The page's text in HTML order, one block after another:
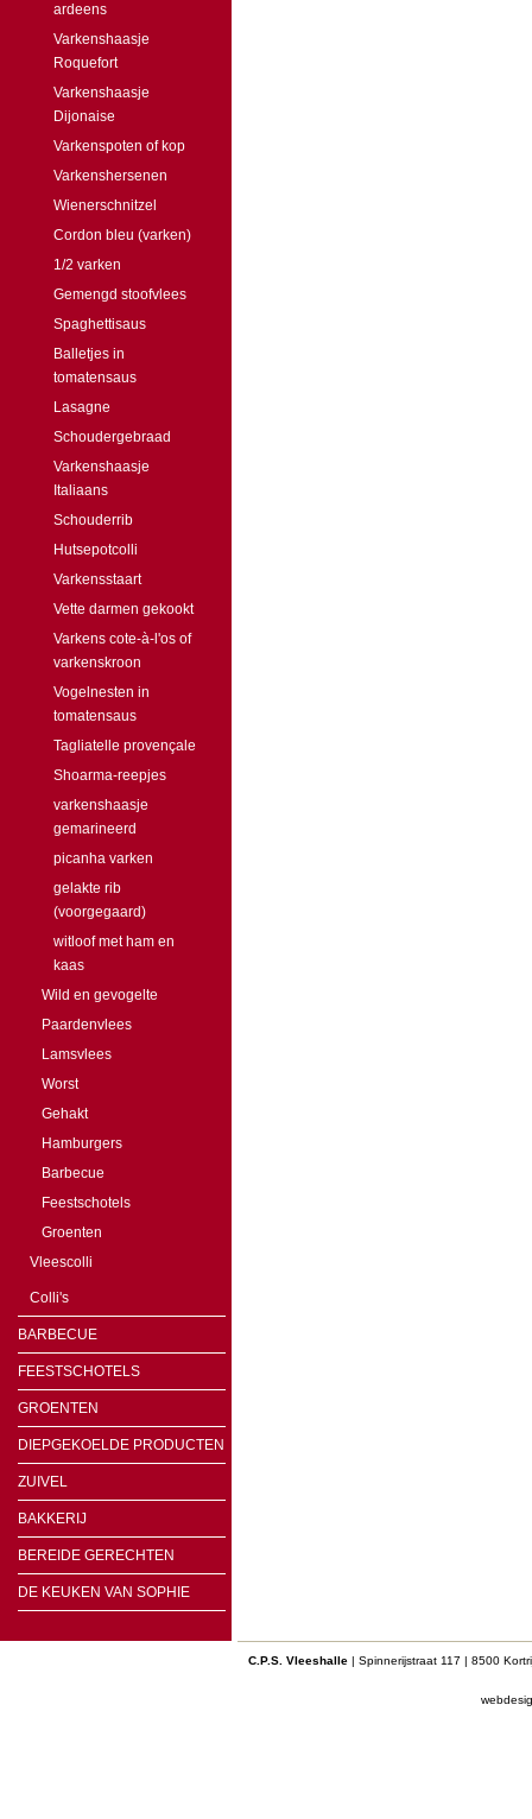
ardeens
Varkenshaasje
Roquefort
Varkenshaasje
Dijonaise
Varkenspoten of kop
Varkenshersenen
Wienerschnitzel
Cordon bleu (varken)
1/2 varken
Gemengd stoofvlees
Spaghettisaus
Balletjes in
tomatensaus
Lasagne
Schoudergebraad
Varkenshaasje
Italiaans
Schouderrib
Hutsepotcolli
Varkensstaart
Vette darmen gekookt
Varkens cote-à-l'os of
varkenskroon
Vogelnesten in
tomatensaus
Tagliatelle provençale
Shoarma-reepjes
varkenshaasje
gemarineerd
picanha varken
gelakte rib
(voorgegaard)
witloof met ham en
kaas
Wild en gevogelte
Paardenvlees
Lamsvlees
Worst
Gehakt
Hamburgers
Barbecue
Feestschotels
Groenten
Vleescolli
Colli's
BARBECUE
FEESTSCHOTELS
GROENTEN
DIEPGEKOELDE PRODUCTEN
ZUIVEL
BAKKERIJ
BEREIDE GERECHTEN
DE KEUKEN VAN SOPHIE
C.P.S. Vleeshalle | Spinnerijstraat 117 | 8500